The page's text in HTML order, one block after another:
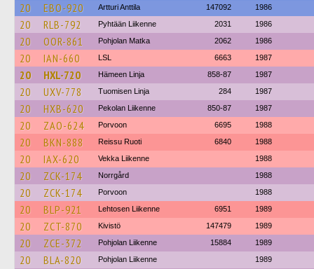
20 EBO-920 Artturi Anttila 147092 1986
20 RLB-792 Pyhtään Liikenne 2031 1986
20 OOR-861 Pohjolan Matka 2062 1986
20 IAN-660 LSL 6663 1987
20 HXL-720 Hämeen Linja 858-87 1987
20 UXV-778 Tuomisen Linja 284 1987
20 HXB-620 Pekolan Liikenne 850-87 1987
20 ZAO-624 Porvoon 6695 1988
20 BKN-888 Reissu Ruoti 6840 1988
20 IAX-620 Vekka Liikenne 1988
20 ZCK-174 Norrgård 1988
20 ZCK-174 Porvoon 1988
20 BLP-921 Lehtosen Liikenne 6951 1989
20 ZCT-870 Kivistö 147479 1989
20 ZCE-372 Pohjolan Liikenne 15884 1989
20 BLA-820 Pohjolan Liikenne 1989